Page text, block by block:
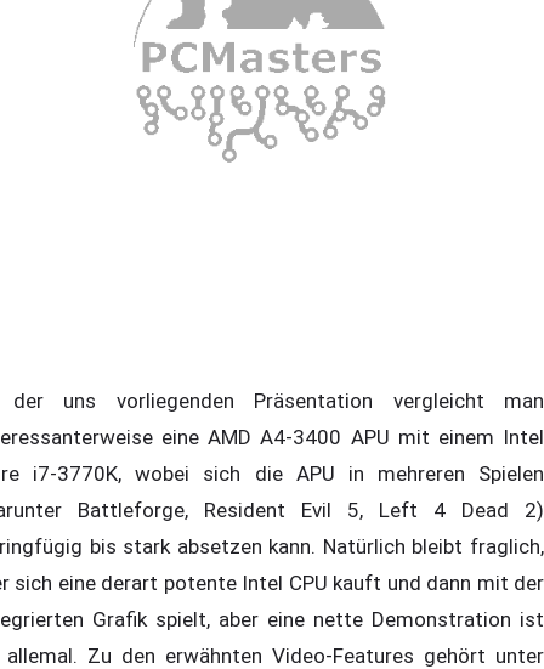
uns vorliegenden Präsentation vergleicht man
eine AMD A4-3400 APU mit einem Intel
i7-3770K, wobei sich die APU in mehreren Spielen
Battleforge, Resident Evil 5, Left 4 Dead 2)
bis stark absetzen kann. Natürlich bleibt fraglich,
sich eine derart potente Intel CPU kauft und dann mit der
Grafik spielt, aber eine nette Demonstration ist
allemal. Zu den erwähnten Video-Features gehört unter